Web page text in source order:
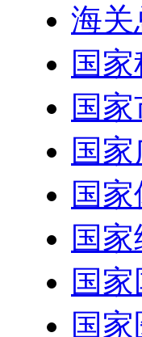
海关
国
国
国
国
国
国
国